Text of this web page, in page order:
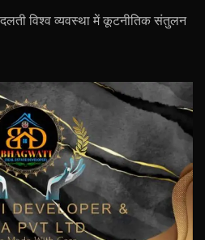
विश्व व्यवस्था में कूटनीतिक संतुलन